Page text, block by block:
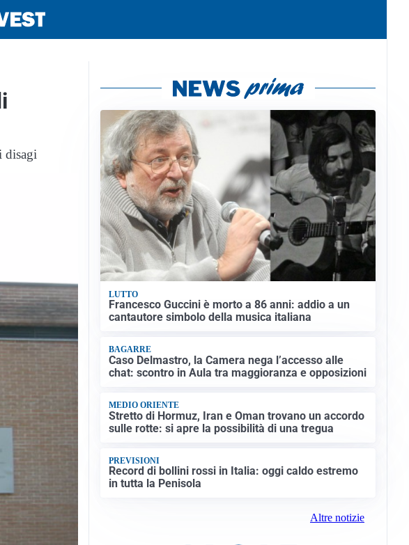
disagi
LUTTO
Francesco Guccini è morto a 86 anni: addio a un
cantautore simbolo della musica italiana
BAGARRE
Caso Delmastro, la Camera nega l’accesso alle
chat: scontro in Aula tra maggioranza e opposizioni
MEDIO ORIENTE
Stretto di Hormuz, Iran e Oman trovano un accordo
sulle rotte: si apre la possibilità di una tregua
PREVISIONI
Record di bollini rossi in Italia: oggi caldo estremo
in tutta la Penisola
Altre notizie